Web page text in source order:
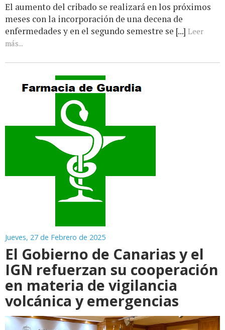
El aumento del cribado se realizará en los próximos
meses con la incorporación de una decena de
enfermedades y en el segundo semestre se [...] Leer
más...
Jueves, 27 de Febrero de 2025
El Gobierno de Canarias y el
IGN refuerzan su cooperación
en materia de vigilancia
volcánica y emergencias